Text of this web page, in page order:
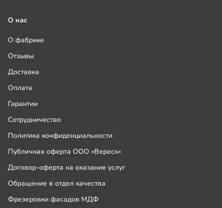
О нас
О фабрике
Отзывы
Доставка
Оплата
Гарантии
Сотрудничество
Политика конфиденциальности
Публичная оферта ООО «Вереск»
Договор-оферта на оказание услуг
Обращение в отдел качества
Фрезеровки фасадов МДФ